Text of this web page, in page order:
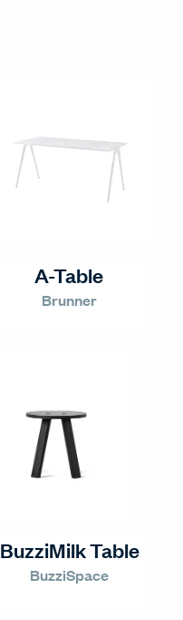
A-Table
Brunner
BuzziMilk Table
BuzziSpace